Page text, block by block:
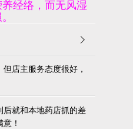
经络，而无风湿
店主服务态度很好，
后就和本地药店抓的差
！